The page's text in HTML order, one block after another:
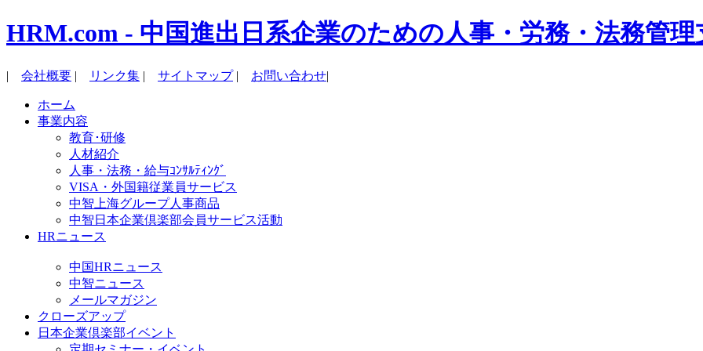
HRM.com - 中国進出日系企業のための人事・労務・法務管理
| 会社概要 | リンク集 | サイトマップ| お問い合わせ|
ホーム
事業内容
教育･研修
人材紹介
人事・法務・給与ｺﾝｻﾙﾃｨﾝｸﾞ
VISA・外国籍従業員サービス
中智上海グループ人事商品
中智日本企業倶楽部会員サービス活動
HRニュース
中国HRニュース
中智ニュース
メールマガジン
クローズアップ
日本企業倶楽部イベント